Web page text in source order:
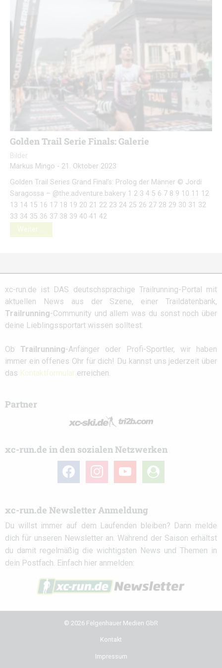
Golden Trail Serie Finals: Galerie
Bilder
Markus Mingo - 21. Oktober 2023
Golden Trail Series Grand Final’s: Prolog der Männer © Jordi
Saragossa – @the.adventure.bakery 1 2 3 4 5 6 7 8 9 10 11 12
13 14 15 16 17 18 19 20 21 22 23 24 25 26 27 28 29 30 31 32
33 34 35 36 37 38 39 40 41 42
Weiter …
xc-run.de ist DAS deutschsprachige Trailrunning-Portal mit
aktuellen News aus der Szene, einer Traildatenbank,
Trailrunning-Community und allem was du sonst noch über
deine Lieblingssportart wissen solltest.
Ob Trailrunning-Anfänger oder Profi-Sportler, wir haben
immer ein offenes Ohr für dich! Du kannst uns jederzeit über
das Kontaktformular erreichen.
Partner
xc-run.de in den sozialen Netzwerken
facebook instagramyoutube
user-
circle
xc-run.de Newsletter Anmeldung
Du willst immer auf dem Laufenden bleiben? Dann melde
dich für unseren Newsletter an. Während der Saison erhältst
du damit regelmäßig die wichtigsten News und Themen in
dein Postfach. Einfach hier anmelden:
© 2026 Felgenhauer Medien GbR
Kontakt
Impressum